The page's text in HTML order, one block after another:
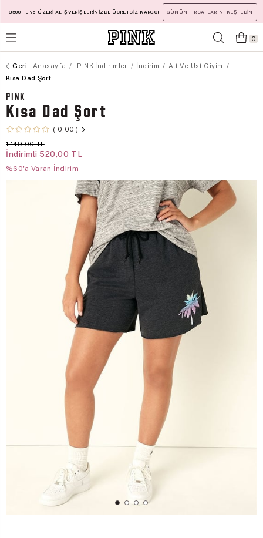
3500 TL ve ÜZERİ ALIŞVERİŞLERİNİZDE ÜCRETSİZ KARGO! GÜNÜN FIRSATLARINI KEŞFEDİN
0
Anasayfa PINK İndirimler İndirim
Alt Ve Üst Giyim
Kısa Dad Şort
PINK
Kısa Dad Şort
0,00
1.149,00 TL
İndirimli 520,00 TL
%60'a Varan İndirim